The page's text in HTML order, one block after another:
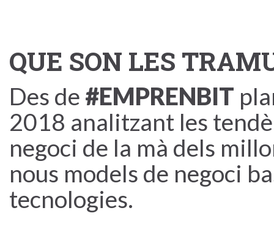
QUE SON LES
Des de #EMPRENBIT
2018 analitzant les
negoci de la mà dels
nous models de negoci
tecnologies.